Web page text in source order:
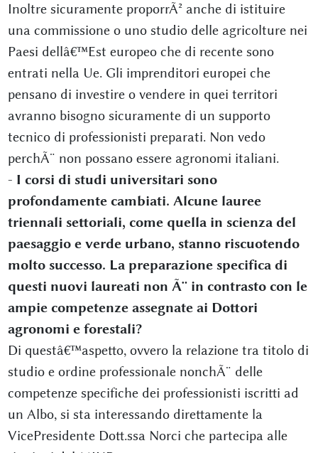
Inoltre sicuramente proporrÃ² anche di istituire
una commissione o uno studio delle agricolture nei
Paesi dellâ€™Est europeo che di recente sono
entrati nella Ue. Gli imprenditori europei che
pensano di investire o vendere in quei territori
avranno bisogno sicuramente di un supporto
tecnico di professionisti preparati. Non vedo
perchÃ¨ non possano essere agronomi italiani.
- I corsi di studi universitari sono
profondamente cambiati. Alcune lauree
triennali settoriali, come quella in scienza del
paesaggio e verde urbano, stanno riscuotendo
molto successo. La preparazione specifica di
questi nuovi laureati non Ã¨ in contrasto con le
ampie competenze assegnate ai Dottori
agronomi e forestali?
Di questâ€™aspetto, ovvero la relazione tra titolo di
studio e ordine professionale nonchÃ¨ delle
competenze specifiche dei professionisti iscritti ad
un Albo, si sta interessando direttamente la
VicePresidente Dott.ssa Norci che partecipa alle